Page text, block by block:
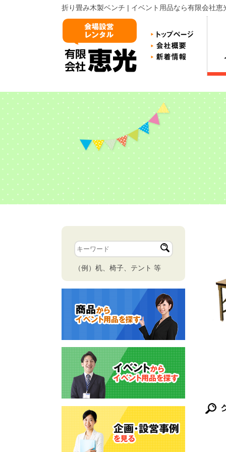
折り畳み木製ベンチ | イベント用品なら有限会社恵
（例）机、椅子、テント 等